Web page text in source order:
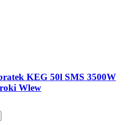
KEG 50l SMS 3500W
Wlew